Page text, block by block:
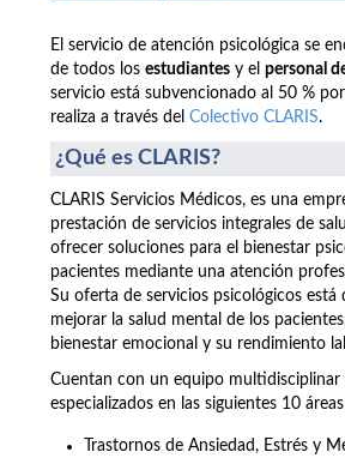
El servicio de atención psicológica se
de todos los estudiantes y el personal
servicio está subvencionado al 50 %
realiza a través del Colectivo CLARIS.
¿Qué es CLARIS?
CLARIS Servicios Médicos, es una
prestación de servicios integrales de
ofrecer soluciones para el bienestar
pacientes mediante una atención
Su oferta de servicios psicológicos está
mejorar la salud mental de los
bienestar emocional y su rendimiento
Cuentan con un equipo multidisciplinar
especializados en las siguientes 10
Trastornos de Ansiedad, Estrés y